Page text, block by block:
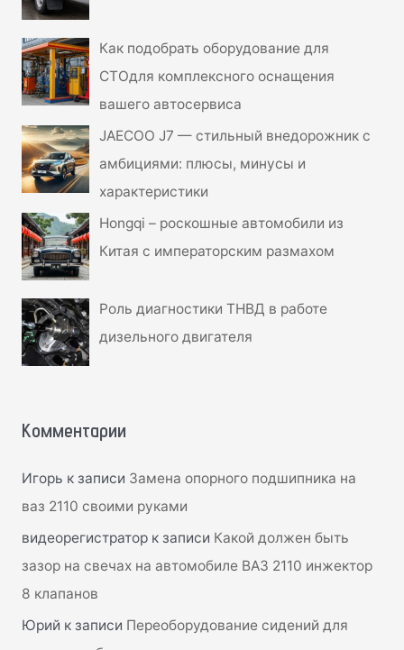
Как подобрать оборудование для
СТОдля комплексного оснащения
вашего автосервиса
JAECOO J7 — стильный внедорожник с
амбициями: плюсы, минусы и
характеристики
Hongqi – роскошные автомобили из
Китая с императорским размахом
Роль диагностики ТНВД в работе
дизельного двигателя
Комментарии
Игорь к записи Замена опорного подшипника на
ваз 2110 своими руками
видеорегистраторк записи Какой должен быть
зазор на свечах на автомобиле ВАЗ 2110 инжектор
8 клапанов
Юрий к записи Переоборудование сидений для